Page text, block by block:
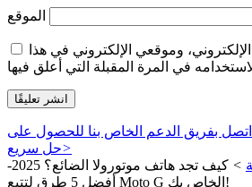
الموقع
وموقعي الإلكتروني في هذا
اتصل بفريق الدعم الخاص بنا للحصول على
حل سريع>
>
كيف تجد هاتف موتورولا الضائع؟ 2025-
أفضل 5 طرق لتتبع Moto G الخاص بك!